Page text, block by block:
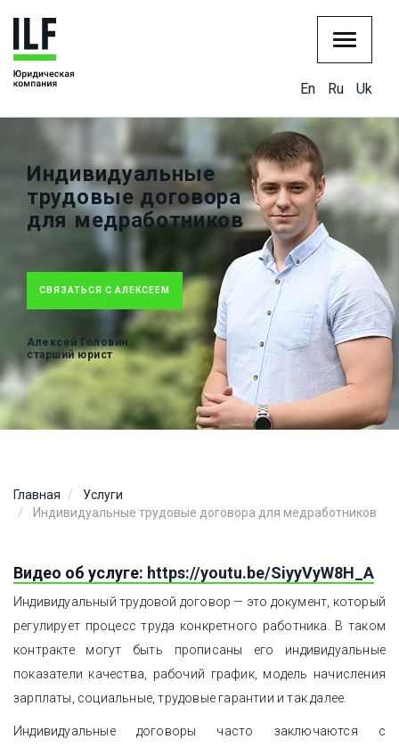
En Ru Uk
Индивидуальные
трудовые договора
для медработников
СВЯЗАТЬСЯ С АЛЕКСЕЕМ
Алексей Головин
старший юрист
Главная
Услуги
Индивидуальные трудовые договора для медработников
Видео об услуге: https://youtu.be/SiyyVyW8H_A
Индивидуальный трудовой договор — это документ, который
регулирует процесс труда конкретного работника. В таком
контракте могут быть прописаны его индивидуальные
показатели качества, рабочий график, модель начисления
зарплаты, социальные, трудовые гарантии и так далее.
Индивидуальные договоры часто заключаются с